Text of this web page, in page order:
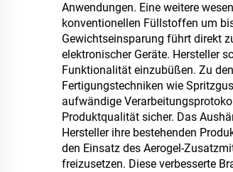
Anwendungen. Eine weitere
konventionellen Füllstoffen um
Gewichtseinsparung führt direkt
elektronischer Geräte. Hersteller
Funktionalität einzubüßen. Zu
Fertigungstechniken wie
aufwändige
Produktqualität sicher. Das
Hersteller ihre bestehenden
den Einsatz des Aerogel-
freizusetzen. Diese verbesserte